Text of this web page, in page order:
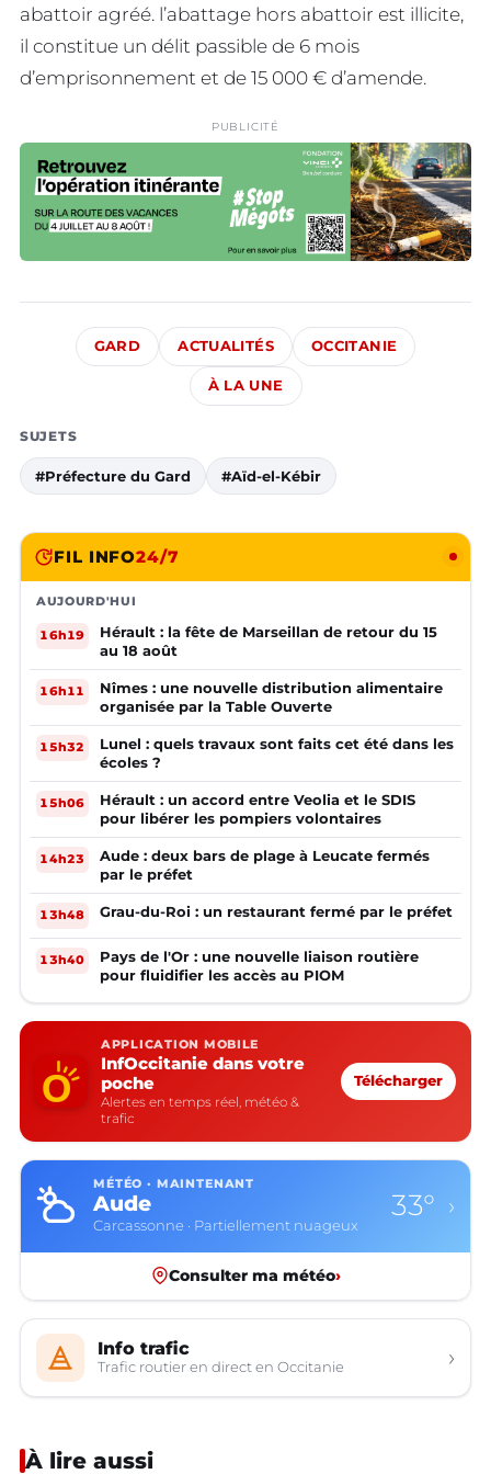
abattoir agréé. l’abattage hors abattoir est illicite,
il constitue un délit passible de 6 mois
d’emprisonnement et de 15 000 € d’amende.
PUBLICITÉ
GARD ACTUALITÉS OCCITANIE
À LA UNE
SUJETS
#Préfecture du Gard #Aïd-el-Kébir
FIL INFO24/7
AUJOURD'HUI
16h19
Hérault : la fête de Marseillan de retour du 15
au 18 août
16h11
Nîmes : une nouvelle distribution alimentaire
organisée par la Table Ouverte
15h32
Lunel : quels travaux sont faits cet été dans les
écoles ?
15h06
Hérault : un accord entre Veolia et le SDIS
pour libérer les pompiers volontaires
14h23
Aude : deux bars de plage à Leucate fermés
par le préfet
13h48 Grau-du-Roi : un restaurant fermé par le préfet
13h40
Pays de l'Or : une nouvelle liaison routière
pour fluidifier les accès au PIOM
APPLICATION MOBILE
InfOccitanie dans votre
poche
Alertes en temps réel, météo &
trafic
Télécharger
MÉTÉO · MAINTENANT
Aude
Carcassonne · Partiellement nuageux
33° ›
Consulter ma météo›
Info trafic
Trafic routier en direct en Occitanie ›
À lire aussi